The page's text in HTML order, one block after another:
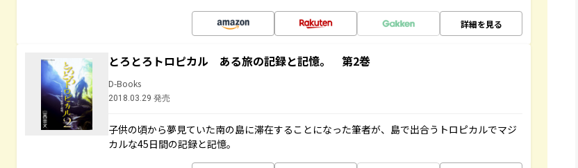
詳細を見る
とろとろトロピカル ある旅の記録と記憶。 第2巻
D-Books
2018.03.29 発売
子供の頃から夢見ていた南の島に滞在することになった筆者が、島で出合うトロピカルでマジ
カルな45日間の記録と記憶。